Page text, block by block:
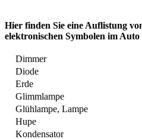
Hier finden Sie eine Auflistung
elektronischen Symbolen im
Dimmer
Diode
Erde
Glimmlampe
Glühlampe, Lampe
Hupe
Kondensator